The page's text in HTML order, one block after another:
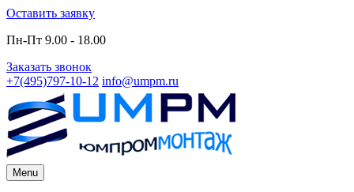
Skip
content
Оставить заявку
Пн-Пт 9.00 - 18.00
Заказать звонок
+7(495)797-10-12 info@umpm.ru
Menu